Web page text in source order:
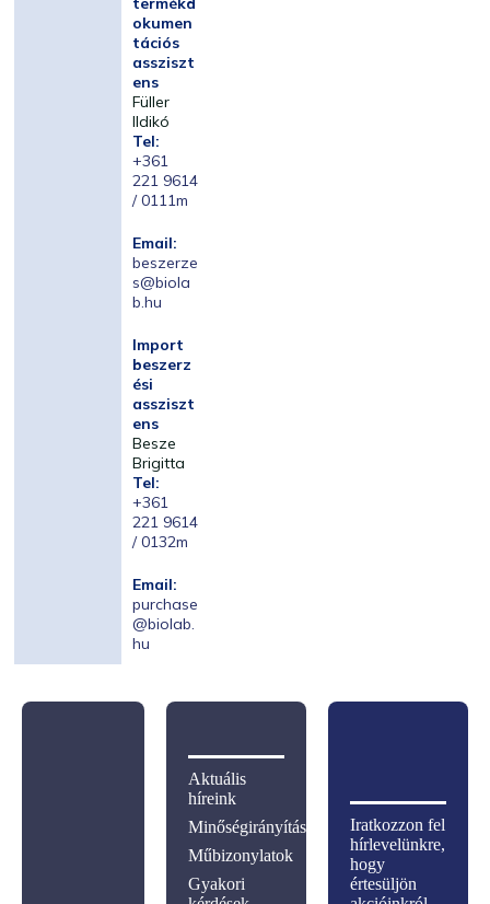
okumen
tációs
assziszt
ens
Füller
Ildikó
Tel:
+361
221 9614
/ 0111m
Email:
beszerze
s@biola
b.hu
Import
beszerz
ési
assziszt
ens
Besze
Brigitta
Tel:
+361
221 9614
/ 0132m
Email:
purchase
@biolab.
hu
Iratkozzon fel
hírlevelünkre,
hogy
értesüljön
Aktuális
híreink
Minőségirányítás
Műbizonylatok
Gyakori